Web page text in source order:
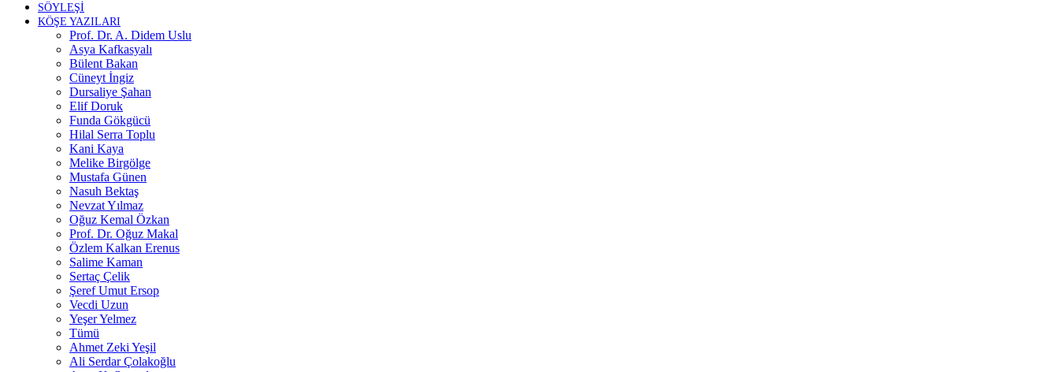
SÖYLEŞİ
KÖŞE YAZILARI
Prof. Dr. A. Didem Uslu
Asya Kafkasyalı
Bülent Bakan
Cüneyt İngiz
Dursaliye Şahan
Elif Doruk
Funda Gökgücü
Hilal Serra Toplu
Kani Kaya
Melike Birgölge
Mustafa Günen
Nasuh Bektaş
Nevzat Yılmaz
Oğuz Kemal Özkan
Prof. Dr. Oğuz Makal
Özlem Kalkan Erenus
Salime Kaman
Sertaç Çelik
Şeref Umut Ersop
Vecdi Uzun
Yeşer Yelmez
Tümü
Ahmet Zeki Yeşil
Ali Serdar Çolakoğlu